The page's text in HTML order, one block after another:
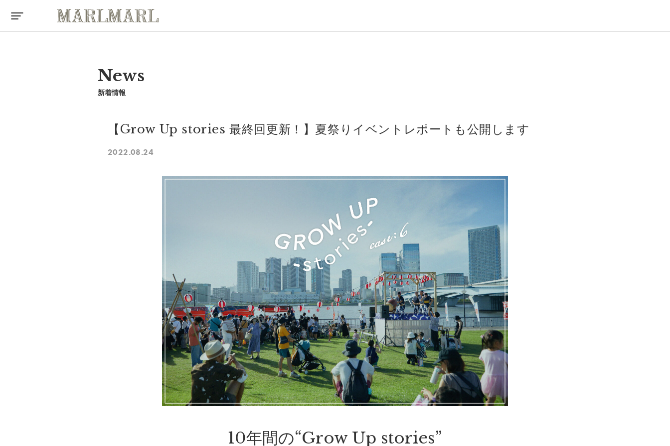
News
新着情報
【Grow Up stories 最終回更新！】夏祭りイベントレポートも公開します
2022.08.24
10年間の“Grow Up stories”